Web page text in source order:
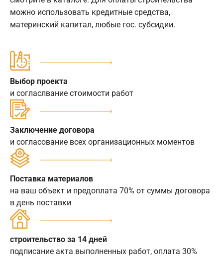
можно использовать кредитные средства,
материнский капитал, любые гос. субсидии.
Выбор проекта
и согласлвание стоимости работ
Заключение договора
и согласование всех организационных моментов
Поставка материалов
на ваш объект и предоплата 70% от суммы договора
в день поставки
строительство за 14 дней
подписание акта выполненных работ, оплата 30%